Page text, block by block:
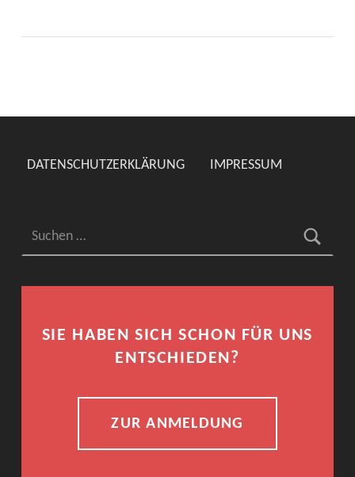
DATENSCHUTZERKLÄRUNG IMPRESSUM
SIE HABEN SICH SCHON FÜR UNS
ENTSCHIEDEN?
ZUR ANMELDUNG